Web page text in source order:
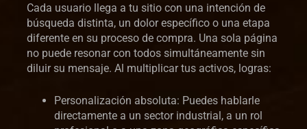
Cada usuario llega a tu sitio con una intención de
búsqueda distinta, un dolor específico o una etapa
diferente en su proceso de compra. Una sola página
no puede resonar con todos simultáneamente sin
diluir su mensaje. Al multiplicar tus activos, logras:
Personalización absoluta: Puedes hablarle
directamente a un sector industrial, a un rol